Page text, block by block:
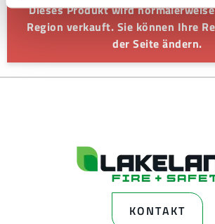
Dieses Produkt wird
Region verkauft. Sie können Ihre
der Seite ändern.
KONTAKT